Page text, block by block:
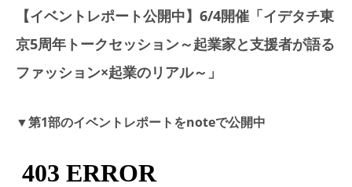
【イベントレポート公開中】6/4開催「イデタチ東
京5周年トークセッション～起業家と支援者が語る
ファッション×起業のリアル～」
▼第1部のイベントレポートをnoteで公開中